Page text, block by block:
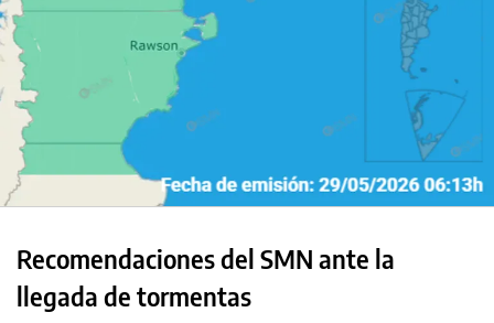
Recomendaciones del SMN ante la
llegada de tormentas